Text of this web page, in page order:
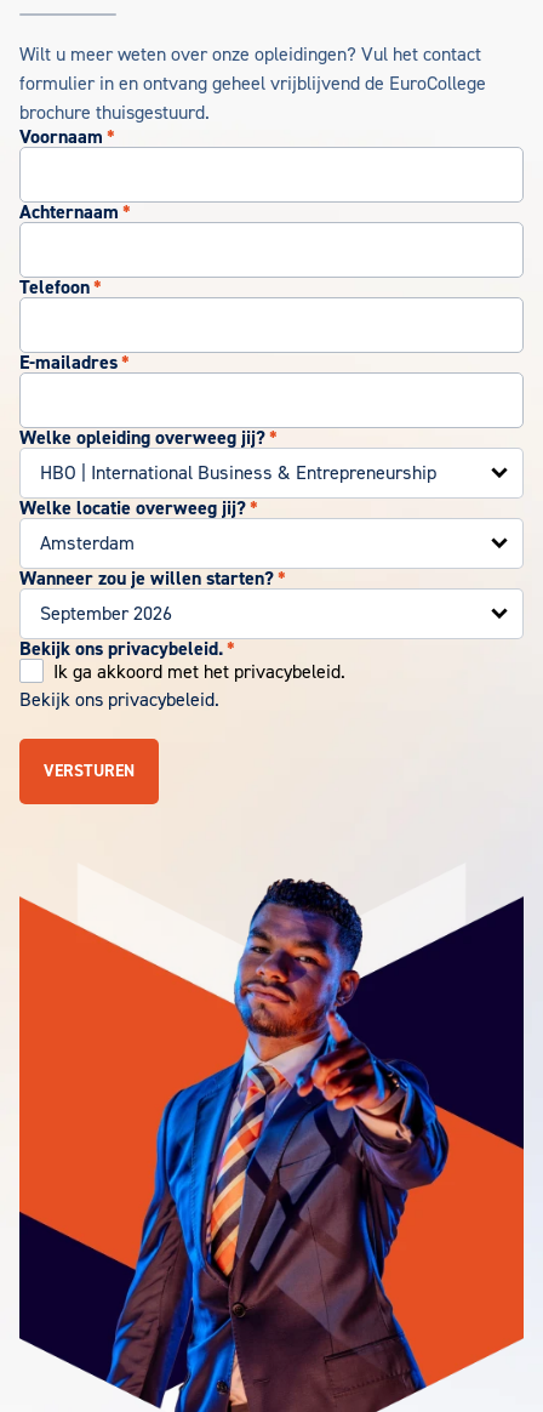
Wilt u meer weten over onze opleidingen? Vul het contact
formulier in en ontvang geheel vrijblijvend de EuroCollege
brochure thuisgestuurd.
Voornaam *
Achternaam *
Telefoon*
E-mailadres*
Welke opleiding overweeg jij?*
Welke locatie overweeg jij?*
Wanneer zou je willen starten?*
Bekijk ons privacybeleid.*
Ik ga akkoord met het privacybeleid.
Bekijk ons privacybeleid.